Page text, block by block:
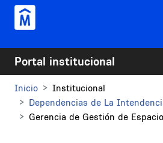
Pasar al contenido principal
Portal institucional
Inicio
Institucional
Dependencias de La
Gerencia de Gestión de